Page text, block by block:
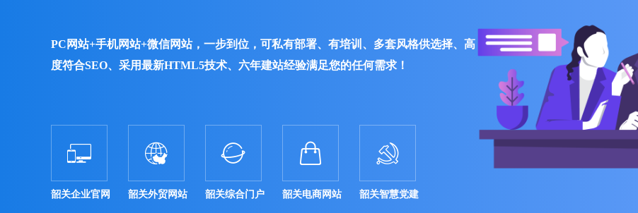
PC网站+手机网站+微信网站，一步到位，可私有部署、有培训、多套风格供选择、高
度符合SEO、采用最新HTML5技术、六年建站经验满足您的任何需求！

韶关企业官网

韶关外贸网站

韶关综合门户

韶关电商网站

韶关智慧党建